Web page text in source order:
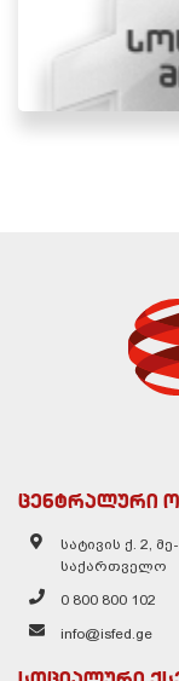
ცენტრალური
სატივის ქ. 2,
საქართველო
0 800 800 102
info@isfed.ge